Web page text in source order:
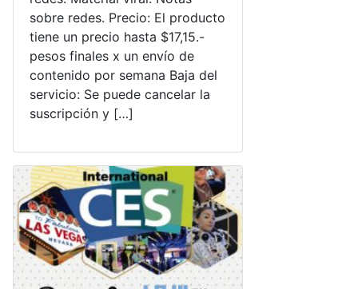
sobre redes. Precio: El producto
tiene un precio hasta $17,15.-
pesos finales x un envío de
contenido por semana Baja del
servicio: Se puede cancelar la
suscripción y […]